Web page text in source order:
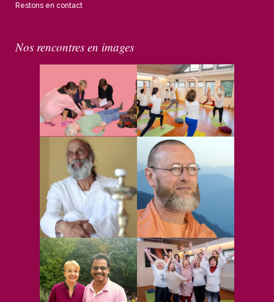
Restons en contact
Nos rencontres en images